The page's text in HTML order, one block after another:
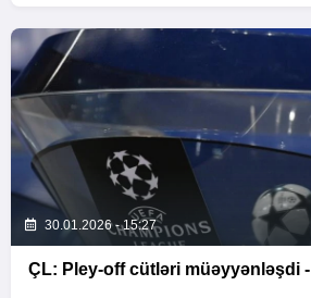
30.01.2026 - 15:27
ÇL: Pley-off cütləri müəyyənləşdi -